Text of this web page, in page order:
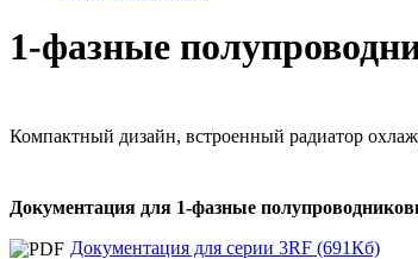
1-фазные
Компактный дизайн, встроенный радиатор
Документация для 1-фазные
Документация для серии 3RF (691Кб)